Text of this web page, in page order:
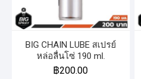
BIG CHAIN LUBE สเปรย์
หล่อลื่นโซ่ 190 ml.
฿200.00